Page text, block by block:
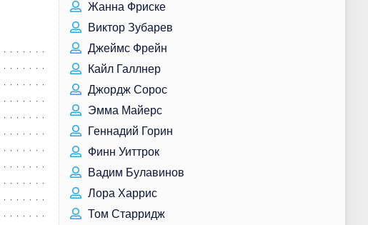
Жанна Фриске
Виктор Зубарев
Джеймс Фрейн
Кайл Галлнер
Джордж Сорос
Эмма Майерс
Геннадий Горин
Финн Уиттрок
Вадим Булавинов
Лора Харрис
Том Старридж